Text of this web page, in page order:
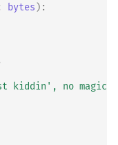
bytes ):
kiddin', no magic